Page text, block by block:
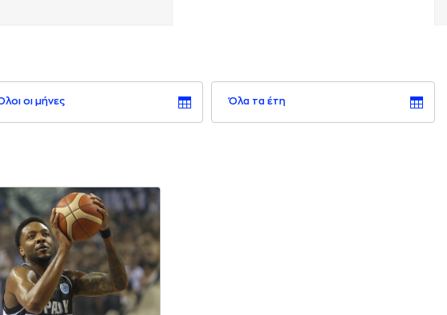
οι μήνες Όλα τα έτη